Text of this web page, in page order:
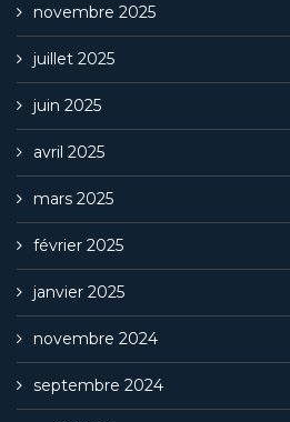
novembre 2025
juillet 2025
juin 2025
avril 2025
mars 2025
février 2025
janvier 2025
novembre 2024
septembre 2024